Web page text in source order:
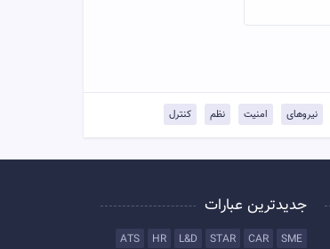
نیروهای امنیت نظم کنترل
جدیدترین عبارات
SME
CAR
STAR
L&D
HR
ATS